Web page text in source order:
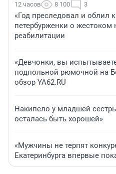
12 часов 8 100 3
«Год преследовал и облил
петербурженки о жестоком
реабилитации
«Девчонки, вы
подпольной рюмочной на
обзор YA62.RU
Накипело у младшей
осталась быть хорошей»
«Мужчины не терпят
Екатеринбурга впервые